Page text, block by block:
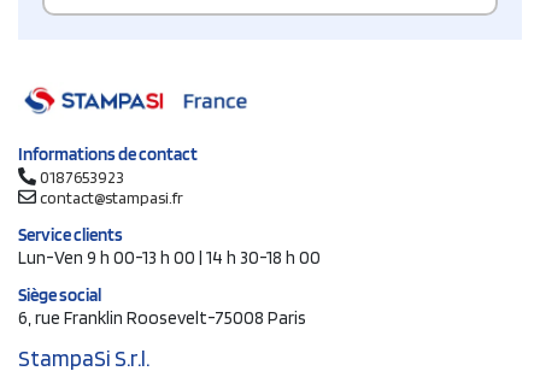
Informations de contact
0187653923
contact@stampasi.fr
Service clients
Lun-Ven 9 h 00-13 h 00 | 14 h 30-18 h 00
Siège social
6, rue Franklin Roosevelt-75008 Paris
StampaSi S.r.l.